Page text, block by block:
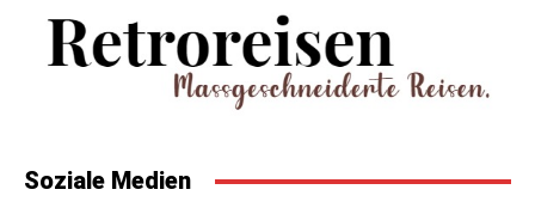
Soziale Medien